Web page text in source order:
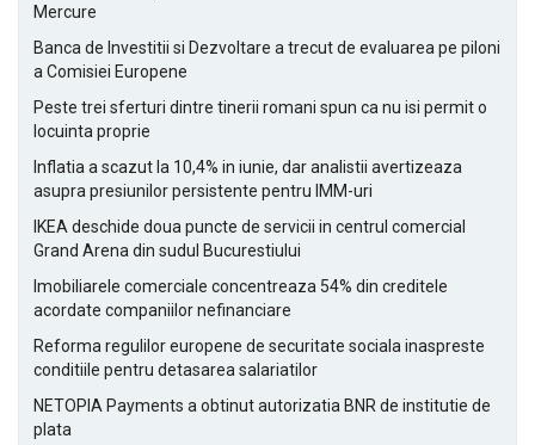
Mercure
Banca de Investitii si Dezvoltare a trecut de evaluarea pe piloni
a Comisiei Europene
Peste trei sferturi dintre tinerii romani spun ca nu isi permit o
locuinta proprie
Inflatia a scazut la 10,4% in iunie, dar analistii avertizeaza
asupra presiunilor persistente pentru IMM-uri
IKEA deschide doua puncte de servicii in centrul comercial
Grand Arena din sudul Bucurestiului
Imobiliarele comerciale concentreaza 54% din creditele
acordate companiilor nefinanciare
Reforma regulilor europene de securitate sociala inaspreste
conditiile pentru detasarea salariatilor
NETOPIA Payments a obtinut autorizatia BNR de institutie de
plata